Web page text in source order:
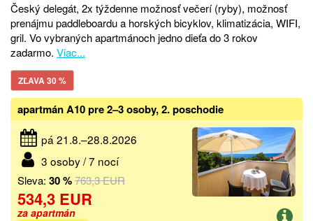
Český delegát, 2x týždenne možnosť večerí (ryby), možnosť
prenájmu paddleboardu a horských bicyklov, klimatizácia, WIFI,
gril. Vo vybraných apartmánoch jedno dieťa do 3 rokov
zadarmo. Viac...
ZĽAVA 30 %
apartmán A10 pre 2–3 osoby, 2. poschodie
pá 21.8.–28.8.2026
3 osoby / 7 nocí
Sleva: 30 %763,3 EUR
534,3 EUR
za apartmán